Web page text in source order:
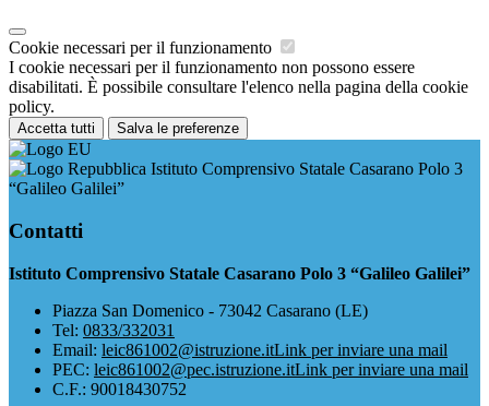
Cookie necessari per il funzionamento
I cookie necessari per il funzionamento non possono essere
disabilitati. È possibile consultare l'elenco nella pagina della cookie
policy.
Accetta tutti Salva le preferenze
Istituto Comprensivo Statale Casarano Polo 3
“Galileo Galilei”
Contatti
Istituto Comprensivo Statale Casarano Polo 3 “Galileo Galilei”
Piazza San Domenico - 73042 Casarano (LE)
Tel: 0833/332031
Email: leic861002@istruzione.itLink per inviare una mail
PEC: leic861002@pec.istruzione.itLink per inviare una mail
C.F.: 90018430752